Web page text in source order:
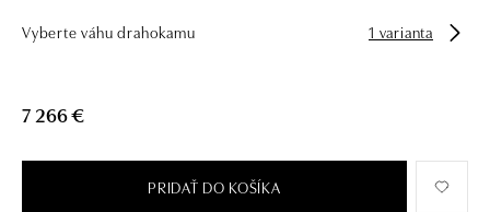
vybranými odtieňmi zlata dávajú vzniknúť šperkom, ktoré by ste našli v
kráľovskej pokladnici.
drahých kameňov už takmer 30 rokov. Každý šperk je tak originál a je
tiež opatrený certifikátom pravosti a dodaný v luxusnom balení. Či už
nedarujete s nami iba šperk, ale aj múdru investíciu.
Vyberte váhu drahokamu 1 varianta
7 266 €
PRIDAŤ DO KOŠÍKA